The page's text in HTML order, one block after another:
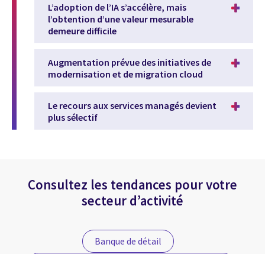
L’adoption de l’IA s’accélère, mais
l’obtention d’une valeur mesurable
demeure difficile
Augmentation prévue des initiatives de
modernisation et de migration cloud
Le recours aux services managés devient
plus sélectif
Consultez les tendances pour votre
secteur d’activité
Banque de détail